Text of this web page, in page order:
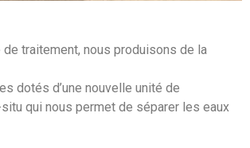
traitement, nous produisons de la
dotés d’une nouvelle unité de
qui nous permet de séparer les eaux